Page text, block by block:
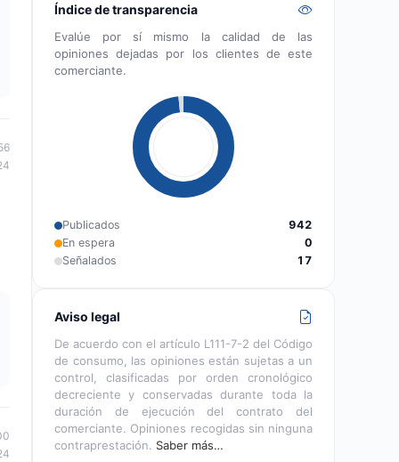
Índice de transparencia
Evalúe por sí mismo la calidad de las
opiniones dejadas por los clientes de este
comerciante.
Publicados
942
En espera
0
Señalados
17
Aviso legal
De acuerdo con el artículo L111-7-2 del Código
de consumo, las opiniones están sujetas a un
control, clasificadas por orden cronológico
decreciente y conservadas durante toda la
duración de ejecución del contrato del
comerciante. Opiniones recogidas sin ninguna
contraprestación. Saber más…